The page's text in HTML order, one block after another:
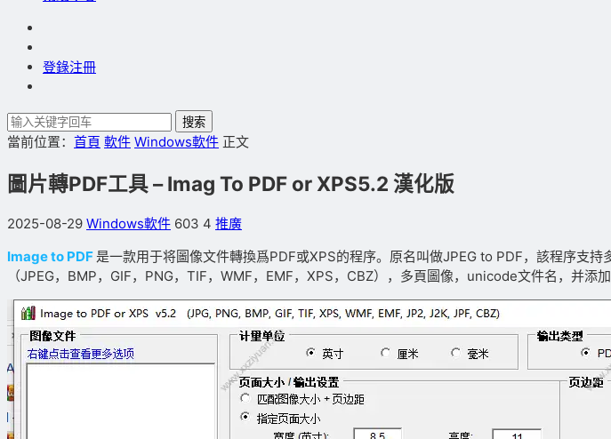
登錄注冊
搜索
當前位置： 首頁 軟件 Windows軟件 正文
圖片轉PDF工具 – Imag To PDF or XPS5.2 漢化版
2025-08-29 Windows軟件 603 4 推廣
Image to PDF是一款用于将圖像文件轉換爲PDF或XPS的程序。原名叫做JPEG to PDF，該程序支
（JPEG，BMP，GIF，PNG，TIF，WMF，EMF，XPS，CBZ），多頁圖像，unicode文件名，并